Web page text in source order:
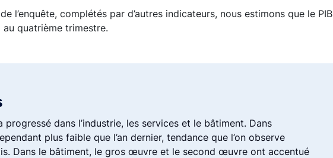
l’enquête, complétés par d’autres indicateurs, nous estimons que le PIB
quatrième trimestre.
progressé dans l’industrie, les services et le bâtiment. Dans
plus faible que l’an dernier, tendance que l’on observe
Dans le bâtiment, le gros œuvre et le second œuvre ont accentué